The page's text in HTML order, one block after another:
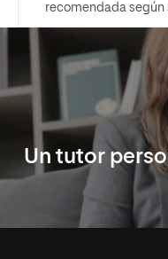
recomendada según
Un tutor